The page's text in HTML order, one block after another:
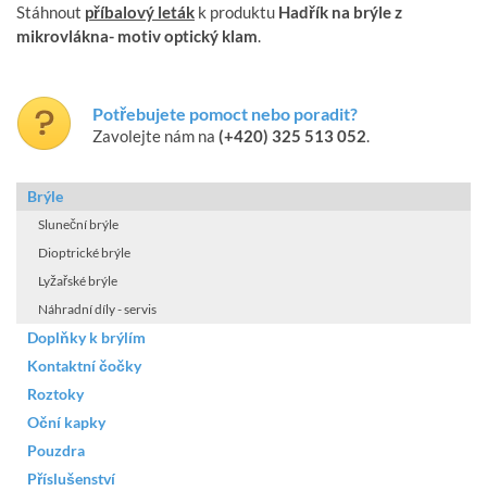
Stáhnout příbalový leták k produktu Hadřík na brýle z
mikrovlákna- motiv optický klam.
Potřebujete pomoct nebo poradit?
Zavolejte nám na (+420) 325 513 052.
Brýle
Sluneční brýle
Dioptrické brýle
Lyžařské brýle
Náhradní díly - servis
Doplňky k brýlím
Kontaktní čočky
Roztoky
Oční kapky
Pouzdra
Příslušenství